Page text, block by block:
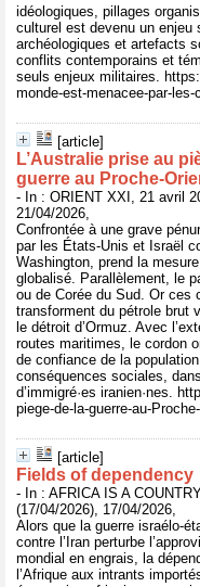
idéologiques, pillages
culturel est devenu un enjeu
archéologiques et artefacts
conflits contemporains et
seuls enjeux militaires.
monde-est-menacee-par-les-
[article]
L’Australie prise au
guerre au Proche-
- In : ORIENT XXI, 21 avril
21/04/2026,
Confrontée à une grave
par les États-Unis et Israël
Washington, prend la
globalisé. Parallèlement, le
ou de Corée du Sud. Or ces
transforment du pétrole brut
le détroit d’Ormuz. Avec
routes maritimes, le cordon
de confiance de la
conséquences sociales,
d’immigré·es iranien·nes.
piege-de-la-guerre-au-
[article]
Fields of dependency
- In : AFRICA IS A
(17/04/2026), 17/04/2026,
Alors que la guerre israélo-
contre l’Iran perturbe
mondial en engrais, la
l’Afrique aux intrants